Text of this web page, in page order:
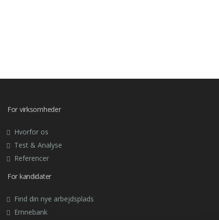
For virksomheder
Hvorfor os
Test & Analyse
Referencer
For kandidater
Find din nye arbejdsplads
Emnebank